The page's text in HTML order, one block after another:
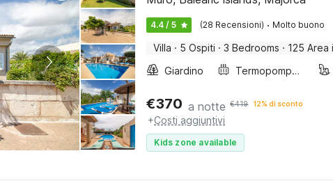
4.4 / 5 (28 Recensioni) · Molto buono
Villa · 5 Ospiti · 3 Bedrooms · 125 Area
Giardino
Termopompa aria-aria
€370 a notte €419 12% di sconto
+Costi aggiuntivi
Kids zone available